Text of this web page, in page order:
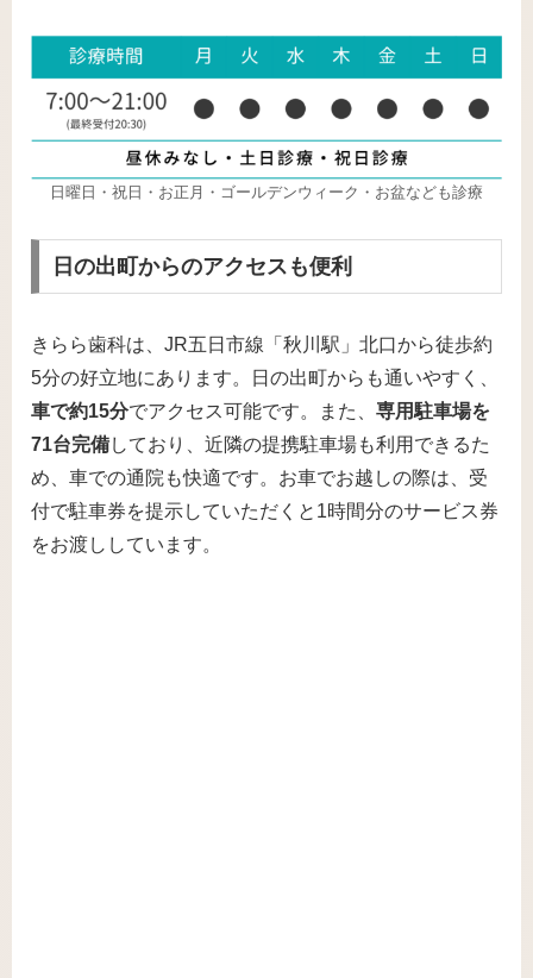
日曜日・祝日・お正月・ゴールデンウィーク・お盆なども診療
日の出町からのアクセスも便利
きらら歯科は、JR五日市線「秋川駅」北口から徒歩約
5分の好立地にあります。日の出町からも通いやすく、
車で約15分でアクセス可能です。また、 専用駐車場を
71台完備しており、近隣の提携駐車場も利用できるた
め、車での通院も快適です。お車でお越しの際は、受
付で駐車券を提示していただくと1時間分のサービス券
をお渡ししています。